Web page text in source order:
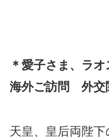
＊愛子さま、ラ
海外ご訪問 外交
天皇、皇后両陛